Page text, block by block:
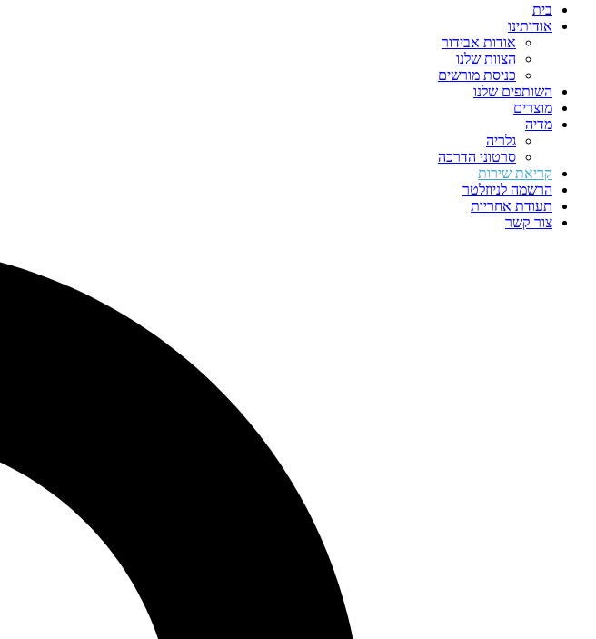
בית
אודותינו
אודות אבידור
הצוות שלנו
כניסת מורשים
השותפים שלנו
מוצרים
מדיה
גלריה
סרטוני הדרכה
קריאת שירות
הרשמה לניוזלטר
תעודת אחריות
צור קשר